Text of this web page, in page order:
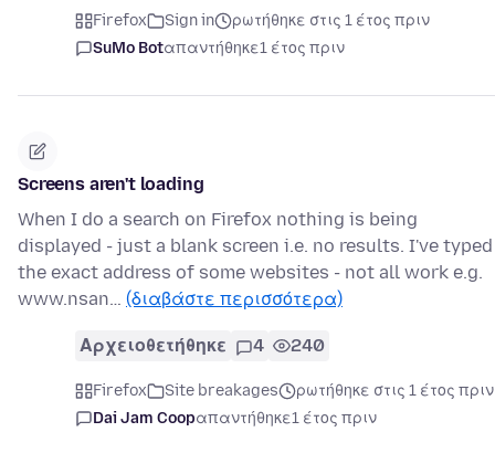
Firefox Sign in
ρωτήθηκε στις 1 έτος πριν
SuMo Botαπαντήθηκε1 έτος πριν
Screens aren't loading
When I do a search on Firefox nothing is being
displayed - just a blank screen i.e. no results. I've typed
the exact address of some websites - not all work e.g.
www.nsan… (διαβάστε περισσότερα)
Αρχειοθετήθηκε 4 240
Firefox Site breakages
ρωτήθηκε στις 1 έτος πριν
Dai Jam Coopαπαντήθηκε1 έτος πριν